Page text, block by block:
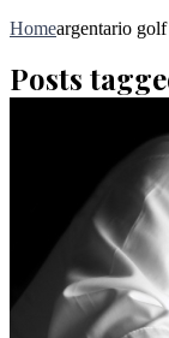
Homeargentario
Posts